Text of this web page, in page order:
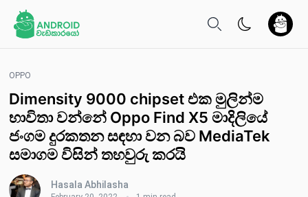
OPPO
Dimensity 9000 chipset එක මුලින්ම
භාවිතා වන්නේ Oppo Find X5 මාදිලියේ
ජංගම දුරකතන සඳහා ව​න බව MediaTek
සමාගම විසින් තහවුරු කර​යි
Hasala Abhilasha